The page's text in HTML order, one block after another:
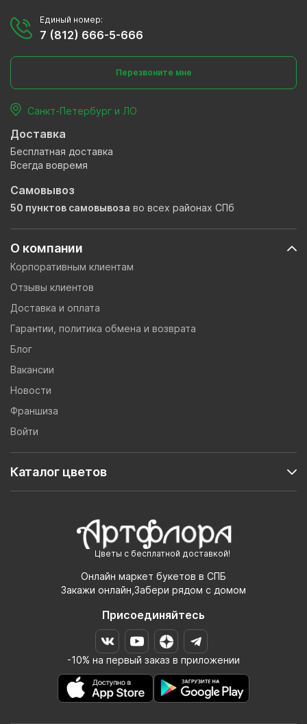
Цветы с бесплатной доставкой!
Онлайн маркет букетов в СПБ
Закажи онлайн,Забери рядом с домом
Присоединяйтесь
-10% на первый заказ в приложении
О компании
Корпоративным клиентам
Отзывы клиентов
Доставка и оплата
Гарантии, политика обмена и возврата
Блог
Вакансии
Новости
Франшиза
Войти
Каталог цветов
Единый номер:
7 (812) 666-5-666
Перезвоните мне
Санкт-Петербург и ЛО
Доставка
Бесплатная доставка
Всегда вовремя
Самовывоз
50 пунктов самовывоза во всех районах СПб